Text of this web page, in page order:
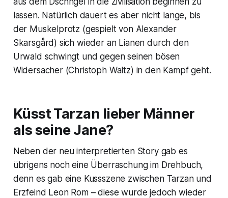
lassen. Natürlich dauert es aber nicht lange, bis
der Muskelprotz (gespielt von Alexander
Skarsgård) sich wieder an Lianen durch den
Urwald schwingt und gegen seinen bösen
Widersacher (Christoph Waltz) in den Kampf geht.
Küsst Tarzan lieber Männer
als seine Jane?
Neben der neu interpretierten Story gab es
übrigens noch eine Überraschung im Drehbuch,
denn es gab eine Kussszene zwischen Tarzan und
Erzfeind Leon Rom – diese wurde jedoch wieder